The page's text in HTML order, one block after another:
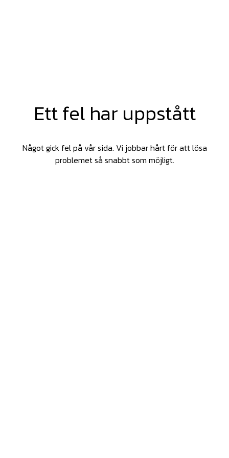
Ett fel har uppstått
Något gick fel på vår sida. Vi jobbar hårt för att lösa
problemet så snabbt som möjligt.